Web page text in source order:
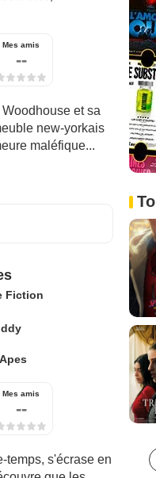
Mes amis
--
et sa
new-yorkais
maléfique...
Fiction
Mes amis
--
temps, s'écrase en